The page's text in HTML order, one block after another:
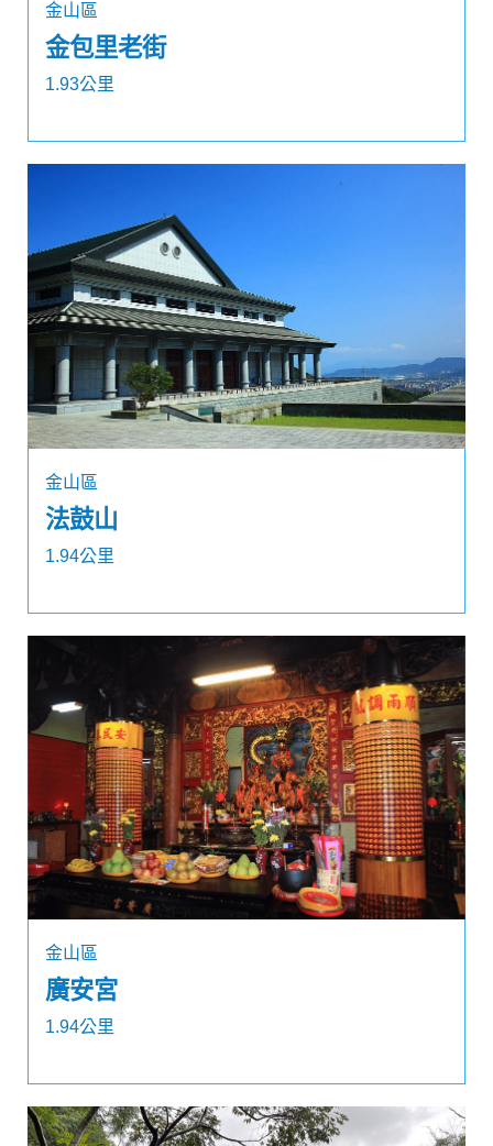
金山區
金包里老街
1.93公里
金山區
法鼓山
1.94公里
金山區
廣安宮
1.94公里